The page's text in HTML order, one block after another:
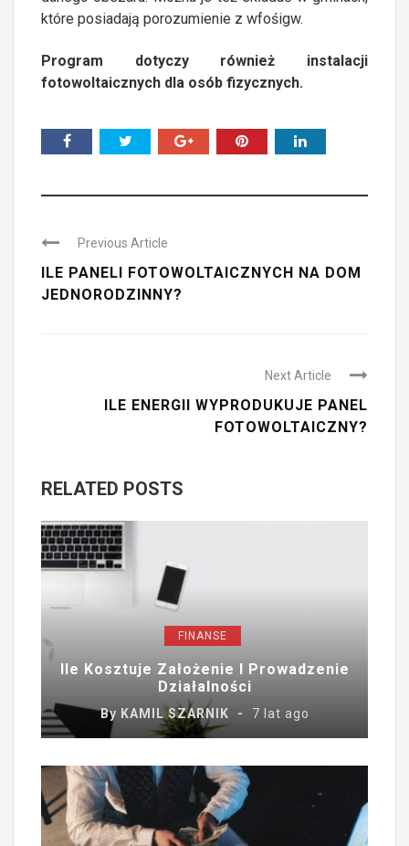
które posiadają porozumienie z wfośigw.
Program dotyczy również instalacji
fotowoltaicznych dla osób fizycznych.
Previous Article
ILE PANELI FOTOWOLTAICZNYCH NA DOM
JEDNORODZINNY?
Next Article
ILE ENERGII WYPRODUKUJE PANEL
FOTOWOLTAICZNY?
RELATED POSTS
FINANSE
Ile Kosztuje Założenie I Prowadzenie
Działalności
By KAMIL SZARNIK 7 lat ago